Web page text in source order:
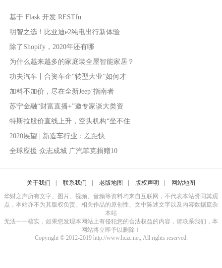
基于 Flask 开发 RESTfu
明智之选！比亚迪e2纯电出行新体验
除了Shopify，2020年还有哪
为什么越来越多的家庭装全屋智能家居？
功夫汽车丨合资车企“转型大业”如何才
加料不加价，尽在全新Jeep⁺指南者
苏宁金融“财富直播+”邀专家谈大类资
特斯拉股价直线上升，空头机构“坐不住
2020展望 | 新造车行业：差距快
全球应援 众志成城 广汽菲克捐赠10
关于我们 联系我们 老版地图 版权声明
网站地图
华财之声所有文字、图片、视频、音频等资料均来自互联网，不代表本站赞同其观
点，本站亦不为其版权负责。相关作品的原创性、文中陈述文字以及内容数据庞杂
本站
无法一一核实，如果您发现本网站上有侵犯您的合法权益的内容，请联系我们，本
网站将立即予以删除！
Copyright © 2012-2019 http://www.hczc.net, All rights reserved.